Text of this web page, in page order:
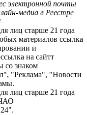
электронной почты
медиа в Реестре
лиц старше 21 года
материалов ссылка
и
на сайтт
со знаком
"Реклама", "Новости
лиц старше 21 года